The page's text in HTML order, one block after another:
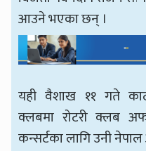
आउने भएका छन् ।
यही वैशाख ११ गते
क्लबमा रोटरी क्लब
कन्सर्टका लागि उनी